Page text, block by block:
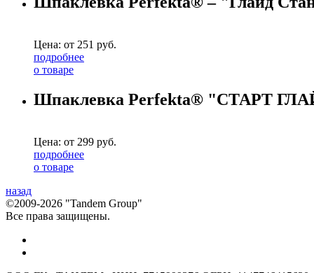
Цена: от 251 руб.
подробнее
о товаре
Шпаклевка Perfekta® "СТАРТ
Цена: от 299 руб.
подробнее
о товаре
назад
©2009-2026 "Tandem Group"
Все права защищены.